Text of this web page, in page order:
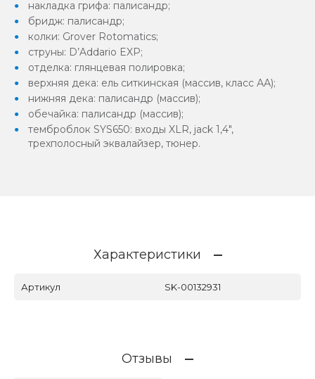
накладка грифа: палисандр;
бридж: палисандр;
колки: Grover Rotomatics;
струны: D’Addario EXP;
отделка: глянцевая полировка;
верхняя дека: ель ситкинская (массив, класс АА);
нижняя дека: палисандр (массив);
обечайка: палисандр (массив);
темброблок SYS650: входы XLR, jack 1,4",
трехполосный эквалайзер, тюнер.
Характеристики
Артикул SK-00132931
Отзывы